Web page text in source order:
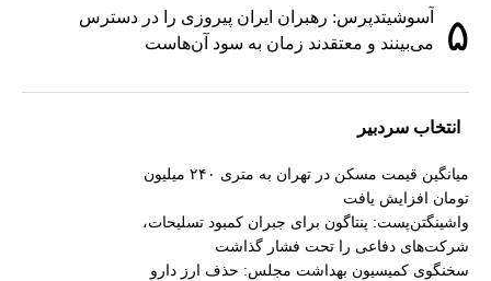
۵
آسوشیتدپرس: رهبران ایران پیروزی را در دسترس
می‌بینند و معتقدند زمان به سود آن‌هاست
انتخاب سردبیر
میانگین قیمت مسکن در تهران به متری ۲۴۰ میلیون
تومان افزایش یافت
واشینگتن‌پست: پنتاگون برای جبران کمبود تسلیحات،
شرکت‌های دفاعی را تحت فشار گذاشت
سخنگوی کمیسیون بهداشت مجلس: حذف ارز دارو